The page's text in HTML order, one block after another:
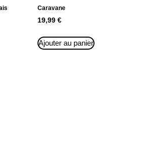
Caravane
19,99 €
Ajouter au panier